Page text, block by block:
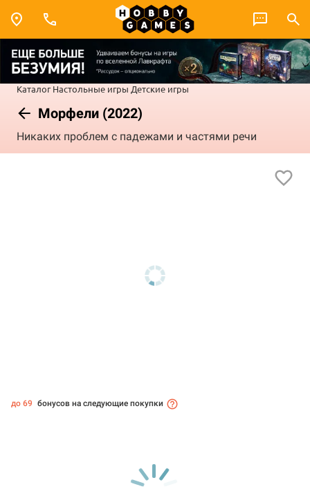
Каталог Настольные игры Детские игры
Морфели (2022)
Никаких проблем с падежами и частями речи
до 69 бонусов на следующие покупки